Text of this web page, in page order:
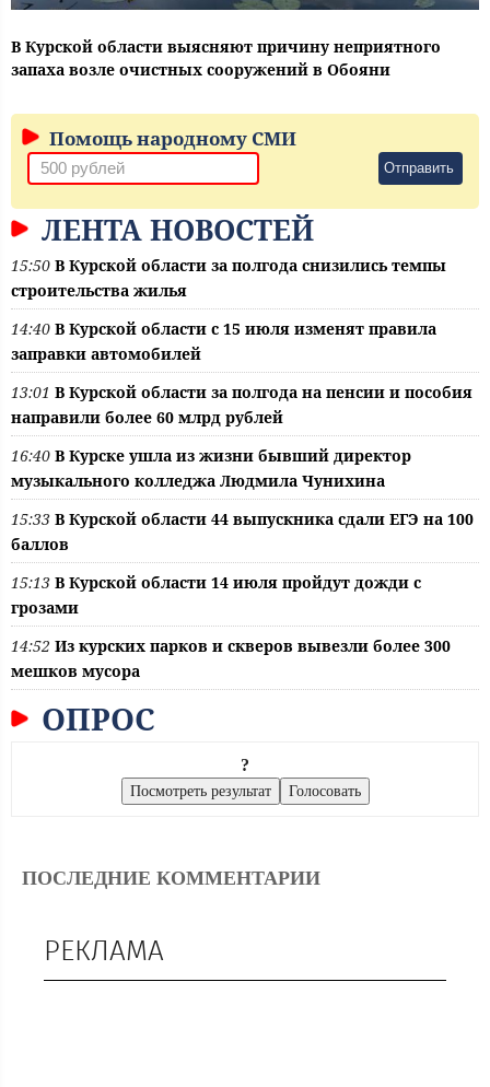
В Курской области выясняют причину неприятного
запаха возле очистных сооружений в Обояни
Помощь народному СМИ
Отправить
ЛЕНТА НОВОСТЕЙ
15:50 В Курской области за полгода снизились темпы
строительства жилья
14:40 В Курской области с 15 июля изменят правила
заправки автомобилей
13:01 В Курской области за полгода на пенсии и пособия
направили более 60 млрд рублей
16:40 В Курске ушла из жизни бывший директор
музыкального колледжа Людмила Чунихина
15:33 В Курской области 44 выпускника сдали ЕГЭ на 100
баллов
15:13 В Курской области 14 июля пройдут дожди с
грозами
14:52 Из курских парков и скверов вывезли более 300
мешков мусора
ОПРОС
?
ПОСЛЕДНИЕ КОММЕНТАРИИ
РЕКЛАМА